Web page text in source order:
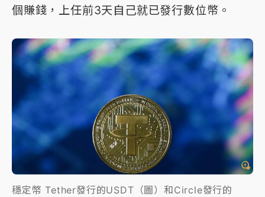
個賺錢，上任前3天自己就已發行數位幣。
穩定幣 Tether發行的USDT（圖）和Circle發行的